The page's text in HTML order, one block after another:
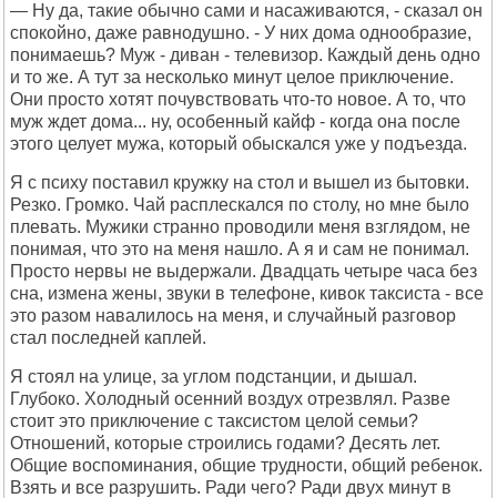
— Ну да, такие обычно сами и насаживаются, - сказал он
спокойно, даже равнодушно. - У них дома однообразие,
понимаешь? Муж - диван - телевизор. Каждый день одно
и то же. А тут за несколько минут целое приключение.
Они просто хотят почувствовать что-то новое. А то, что
муж ждет дома... ну, особенный кайф - когда она после
этого целует мужа, который обыскался уже у подъезда.
Я с психу поставил кружку на стол и вышел из бытовки.
Резко. Громко. Чай расплескался по столу, но мне было
плевать. Мужики странно проводили меня взглядом, не
понимая, что это на меня нашло. А я и сам не понимал.
Просто нервы не выдержали. Двадцать четыре часа без
сна, измена жены, звуки в телефоне, кивок таксиста - все
это разом навалилось на меня, и случайный разговор
стал последней каплей.
Я стоял на улице, за углом подстанции, и дышал.
Глубоко. Холодный осенний воздух отрезвлял. Разве
стоит это приключение с таксистом целой семьи?
Отношений, которые строились годами? Десять лет.
Общие воспоминания, общие трудности, общий ребенок.
Взять и все разрушить. Ради чего? Ради двух минут в